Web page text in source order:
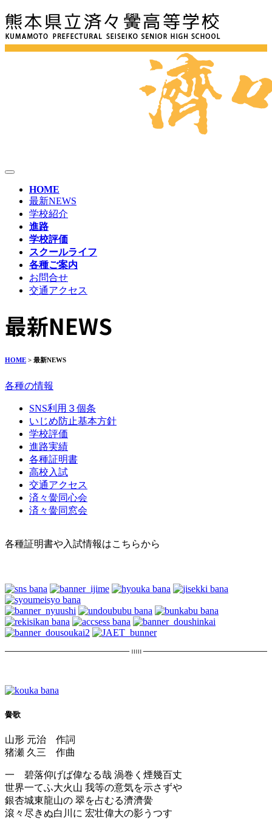
HOME
最新NEWS
学校紹介
進路
学校評価
スクールライフ
各種ご案内
お問合せ
交通アクセス
最新NEWS
HOME > 最新NEWS
各種の情報
SNS利用３個条
いじめ防止基本方針
学校評価
進路実績
各種証明書
高校入試
交通アクセス
済々黌同心会
済々黌同窓会
各種証明書や入試情報はこちらから
黌歌
山形 元治 作詞
猪瀬 久三 作曲
一 碧落仰げば偉なる哉 渦巻く煙幾百丈
世界一てふ大火山 我等の意気を示さずや
銀杏城東龍山の 翠を占むる濟濟黌
滾々尽きぬ白川に 宏壮偉大の影うつす